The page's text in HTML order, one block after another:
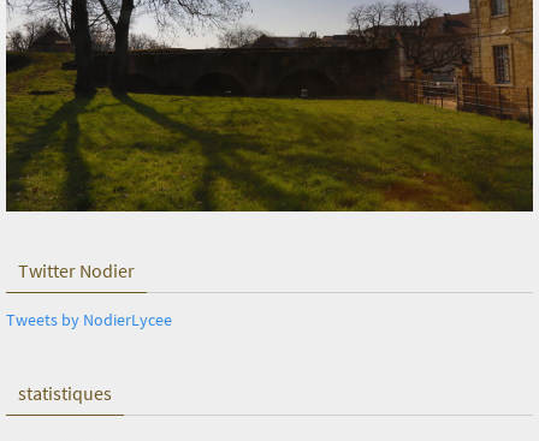
Twitter Nodier
Tweets by NodierLycee
statistiques